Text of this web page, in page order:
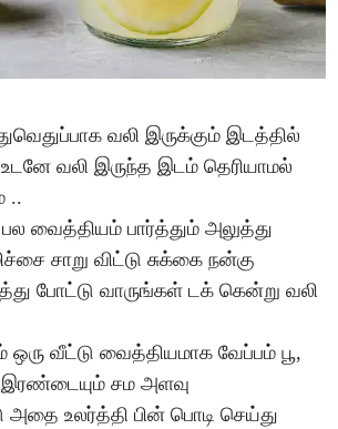
வலி இருக்கும் இடத்தில்
வலி இருந்த இடம் தெரியாமல்
..
பல வைத்தியம் பார்த்தும் அலுத்து
சாறு விட்டு சுக்கை நன்கு
போட்டு வாருங்கள் டக் கென்று வலி
ஒரு வீட்டு வைத்தியமாக வேப்பம் பூ,
சம அளவு
உலர்த்தி பின் பொடி செய்து